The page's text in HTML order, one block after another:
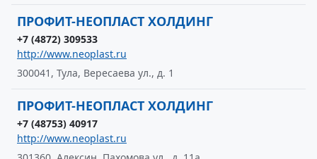
ПРОФИТ-НЕОПЛАСТ ХОЛДИНГ
+7 (4872) 309533
http://www.neoplast.ru
300041, Тула, Вересаева ул., д. 1
ПРОФИТ-НЕОПЛАСТ ХОЛДИНГ
+7 (48753) 40917
http://www.neoplast.ru